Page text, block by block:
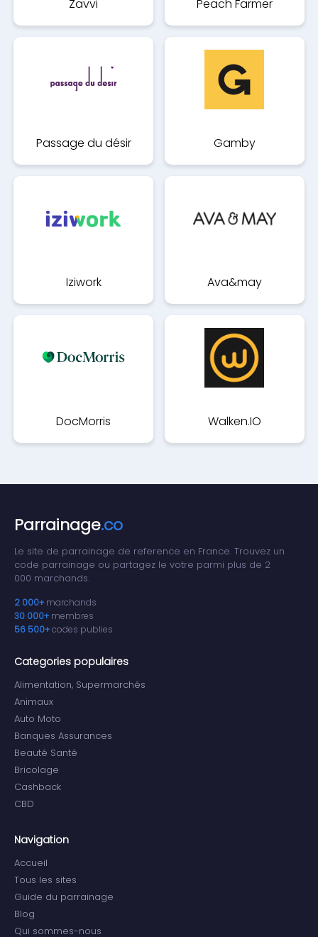
Zavvi Peach Farmer
Passage du désir Gamby
Iziwork Ava&may
DocMorris Walken.IO
Parrainage.co
Le site de parrainage de reference en France. Trouvez un
code parrainage ou partagez le votre parmi plus de 2
000 marchands.
2 000+ marchands
30 000+ membres
56 500+codes publies
Categories populaires
Alimentation, Supermarchés
Animaux
Auto Moto
Banques Assurances
Beauté Santé
Bricolage
Cashback
CBD
Navigation
Accueil
Tous les sites
Guide du parrainage
Blog
Qui sommes-nous